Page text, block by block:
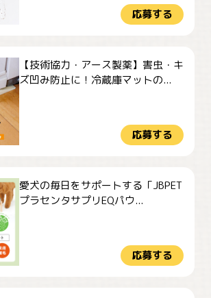
応募する
【技術協力・アース製薬】害虫・キ
ズ凹み防止に！冷蔵庫マットの...
応募する
愛犬の毎日をサポートする「JBPET
プラセンタサプリEQパウ...
応募する